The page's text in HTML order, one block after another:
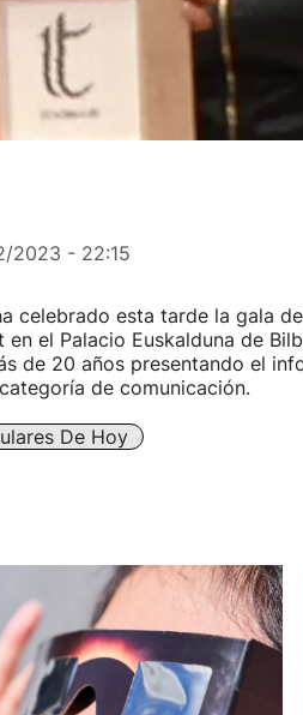
2023 - 22:15
celebrado esta tarde la gala
en el Palacio Euskalduna de
de 20 años presentando el
de comunicación.
De Hoy